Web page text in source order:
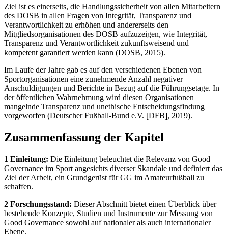
Ziel ist es einerseits, die Handlungssicherheit von allen Mitarbeitern
des DOSB in allen Fragen von Integrität, Transparenz und
Verantwortlichkeit zu erhöhen und andererseits den
Mitgliedsorganisationen des DOSB aufzuzeigen, wie Integrität,
Transparenz und Verantwortlichkeit zukunftsweisend und
kompetent garantiert werden kann (DOSB, 2015).
Im Laufe der Jahre gab es auf den verschiedenen Ebenen von
Sportorganisationen eine zunehmende Anzahl negativer
Anschuldigungen und Berichte in Bezug auf die Führungsetage. In
der öffentlichen Wahrnehmung wird diesen Organisationen
mangelnde Transparenz und unethische Entscheidungsfindung
vorgeworfen (Deutscher Fußball-Bund e.V. [DFB], 2019).
Zusammenfassung der Kapitel
1 Einleitung: Die Einleitung beleuchtet die Relevanz von Good
Governance im Sport angesichts diverser Skandale und definiert das
Ziel der Arbeit, ein Grundgerüst für GG im Amateurfußball zu
schaffen.
2 Forschungsstand: Dieser Abschnitt bietet einen Überblick über
bestehende Konzepte, Studien und Instrumente zur Messung von
Good Governance sowohl auf nationaler als auch internationaler
Ebene.